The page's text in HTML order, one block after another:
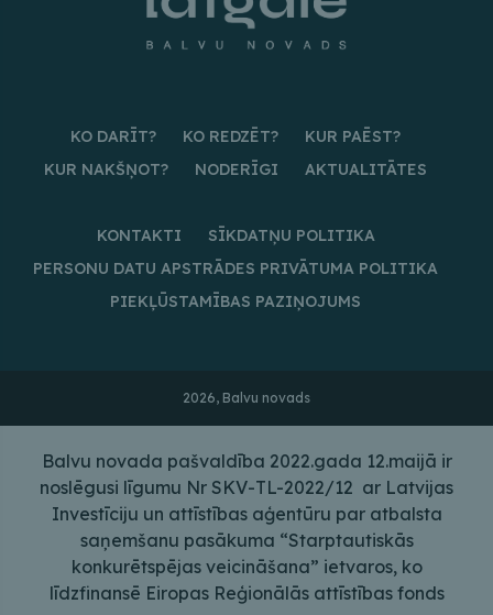
KO DARĪT? KO REDZĒT?
KUR PAĒST?
KUR NAKŠŅOT?
NODERĪGI AKTUALITĀTES
KONTAKTI
SĪKDATŅU POLITIKA
PERSONU DATU APSTRĀDES PRIVĀTUMA POLITIKA
PIEKĻŪSTAMĪBAS PAZIŅOJUMS
2026, Balvu novads
Balvu novada pašvaldība 2022.gada 12.maijā ir
noslēgusi līgumu Nr SKV-TL-2022/12 ar Latvijas
Investīciju un attīstības aģentūru par atbalsta
saņemšanu pasākuma “Starptautiskās
konkurētspējas veicināšana” ietvaros, ko
līdzfinansē Eiropas Reģionālās attīstības fonds